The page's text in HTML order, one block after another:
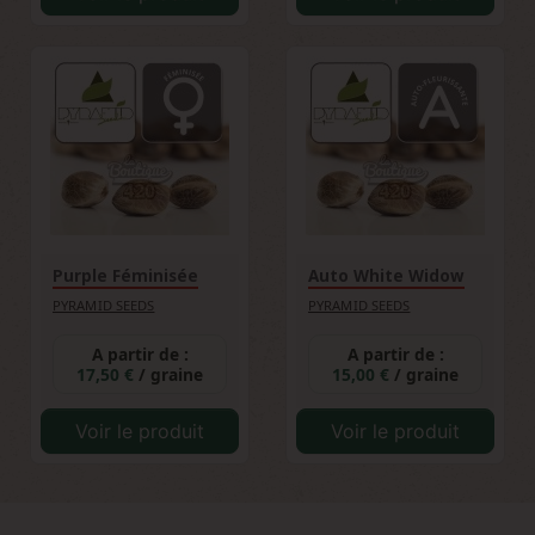
Purple Féminisée
PYRAMID SEEDS
A partir de :
17,50 € / graine
Voir le produit
Auto White Widow
PYRAMID SEEDS
A partir de :
15,00 € / graine
Voir le produit